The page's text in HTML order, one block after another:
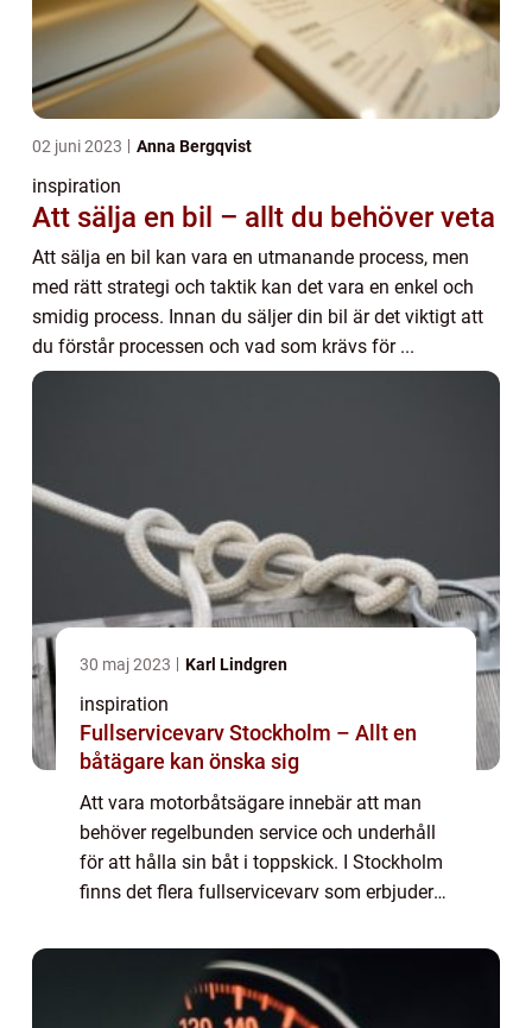
02 juni 2023 Anna Bergqvist
inspiration
Att sälja en bil – allt du behöver veta
Att sälja en bil kan vara en utmanande process, men
med rätt strategi och taktik kan det vara en enkel och
smidig process. Innan du säljer din bil är det viktigt att
du förstår processen och vad som krävs för ...
30 maj 2023 Karl Lindgren
inspiration
Fullservicevarv Stockholm – Allt en
båtägare kan önska sig
Att vara motorbåtsägare innebär att man
behöver regelbunden service och underhåll
för att hålla sin båt i toppskick. I Stockholm
finns det flera fullservicevarv som erbjuder